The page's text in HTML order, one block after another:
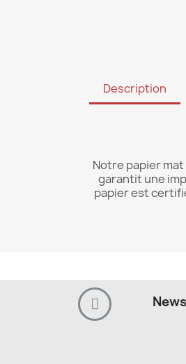
Description
Notre papier
garantit une
papier est